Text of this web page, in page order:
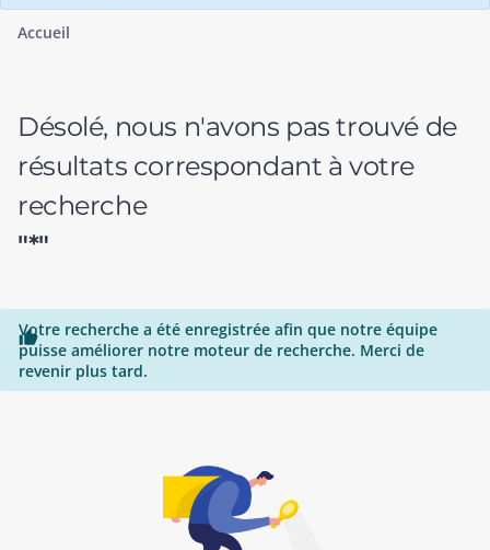
Accueil
Désolé, nous n'avons pas trouvé de
résultats correspondant à votre
recherche
"*"

Votre recherche a été enregistrée afin que notre équipe
puisse améliorer notre moteur de recherche. Merci de
revenir plus tard.